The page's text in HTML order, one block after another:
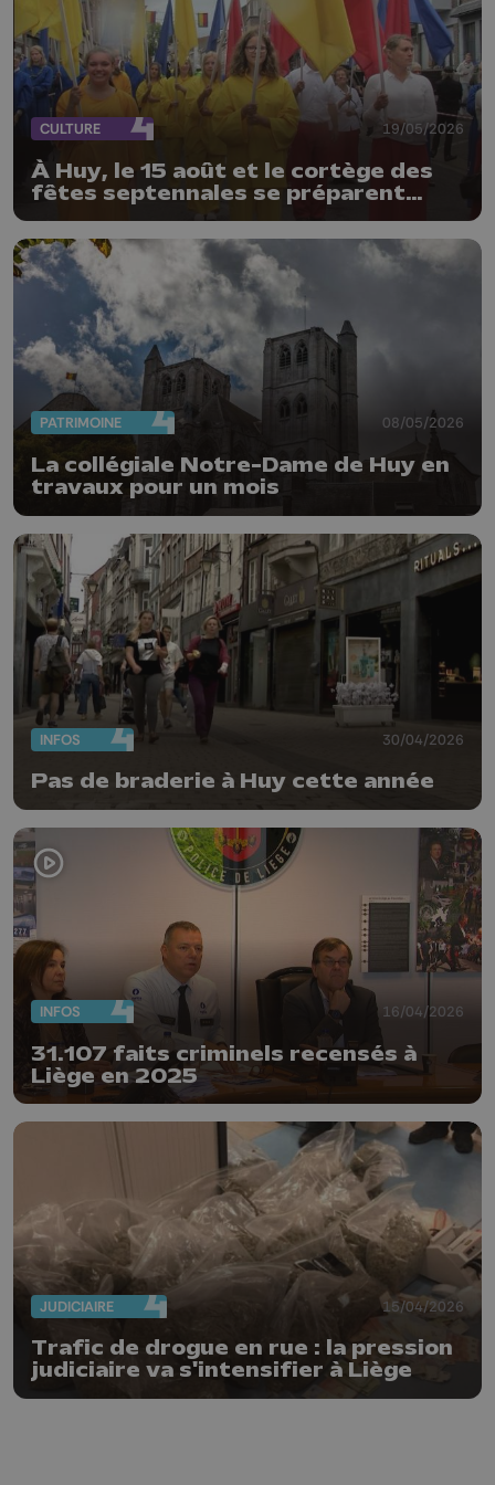
CULTURE 19/05/2026
À Huy, le 15 août et le cortège des
fêtes septennales se préparent
déjà, les organisateurs lancent un
vibrant appel à l’aide
PATRIMOINE 08/05/2026
La collégiale Notre-Dame de Huy en
travaux pour un mois
INFOS 30/04/2026
Pas de braderie à Huy cette année
INFOS 16/04/2026
31.107 faits criminels recensés à
Liège en 2025
JUDICIAIRE 15/04/2026
Trafic de drogue en rue : la pression
judiciaire va s'intensifier à Liège